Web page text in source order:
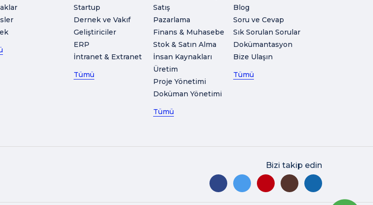
Startup
Dernek ve Vakıf
Geliştiriciler
ERP
İntranet & Extranet
Tümü
Satış
Pazarlama
Finans & Muhasebe
Stok & Satın Alma
İnsan Kaynakları
Üretim
Proje Yönetimi
Doküman Yönetimi
Tümü
Blog
Soru ve Cevap
Sık Sorulan Sorular
Dokümantasyon
Bize Ulaşın
Tümü
Bizi takip edin